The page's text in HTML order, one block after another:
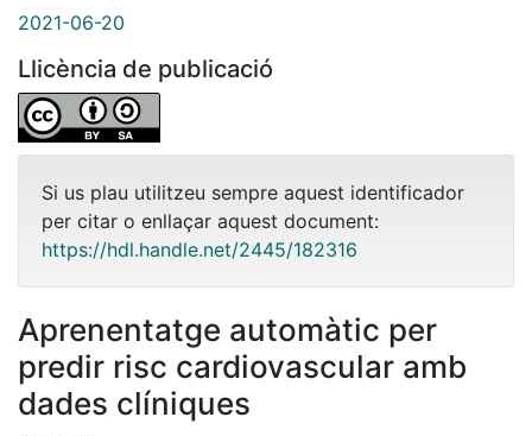
2021-06-20
Llicència de publicació
Si us plau utilitzeu sempre aquest identificador
per citar o enllaçar aquest document:
https://hdl.handle.net/2445/182316
Aprenentatge automàtic per
predir risc cardiovascular amb
dades clíniques